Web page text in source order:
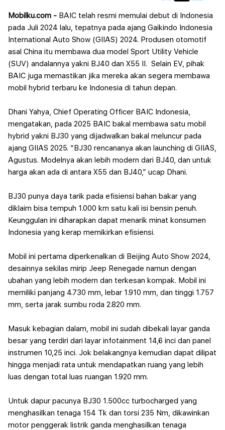
Mobilku.com - BAIC telah resmi memulai debut di Indonesia
pada Juli 2024 lalu, tepatnya pada ajang Gaikindo Indonesia
International Auto Show (GIIAS) 2024. Produsen otomotif
asal China itu membawa dua model Sport Utility Vehicle
(SUV) andalannya yakni BJ40 dan X55 II. Selain EV, pihak
BAIC juga memastikan jika mereka akan segera membawa
mobil hybrid terbaru ke Indonesia di tahun depan.
Dhani Yahya, Chief Operating Officer BAIC Indonesia,
mengatakan, pada 2025 BAIC bakal membawa satu mobil
hybrid yakni BJ30 yang dijadwalkan bakal meluncur pada
ajang GIIAS 2025. “BJ30 rencananya akan launching di GIIAS,
Agustus. Modelnya akan lebih modern dari BJ40, dan untuk
harga akan ada di antara X55 dan BJ40,” ucap Dhani.
BJ30 punya daya tarik pada efisiensi bahan bakar yang
diklaim bisa tempuh 1.000 km satu kali isi bensin penuh.
Keunggulan ini diharapkan dapat menarik minat konsumen
Indonesia yang kerap memikirkan efisiensi.
Mobil ini pertama diperkenalkan di Beijing Auto Show 2024,
desainnya sekilas mirip Jeep Renegade namun dengan
ubahan yang lebih modern dan terkesan kompak. Mobil ini
memiliki panjang 4.730 mm, lebar 1.910 mm, dan tinggi 1.757
mm, serta jarak sumbu roda 2.820 mm.
Masuk kebagian dalam, mobil ini sudah dibekali layar ganda
besar yang terdiri dari layar infotainment 14,6 inci dan panel
instrumen 10,25 inci. Jok belakangnya kemudian dapat dilipat
hingga menjadi rata untuk mendapatkan ruang yang lebih
luas dengan total luas ruangan 1.920 mm.
Untuk dapur pacunya BJ30 1.500cc turbocharged yang
menghasilkan tenaga 154 Tk dan torsi 235 Nm, dikawinkan
motor penggerak listrik ganda menghasilkan tenaga